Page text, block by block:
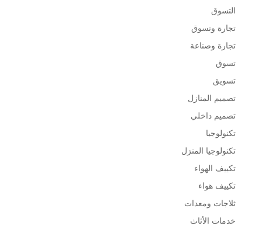
التسوق
تجارة وتسوق
تجارة وصناعة
تسوق
تسويق
تصميم المنازل
تصميم داخلي
تكنولوجيا
تكنولوجيا المنزل
تكييف الهواء
تكييف هواء
ثلاجات ومعدات
خدمات الأثاث